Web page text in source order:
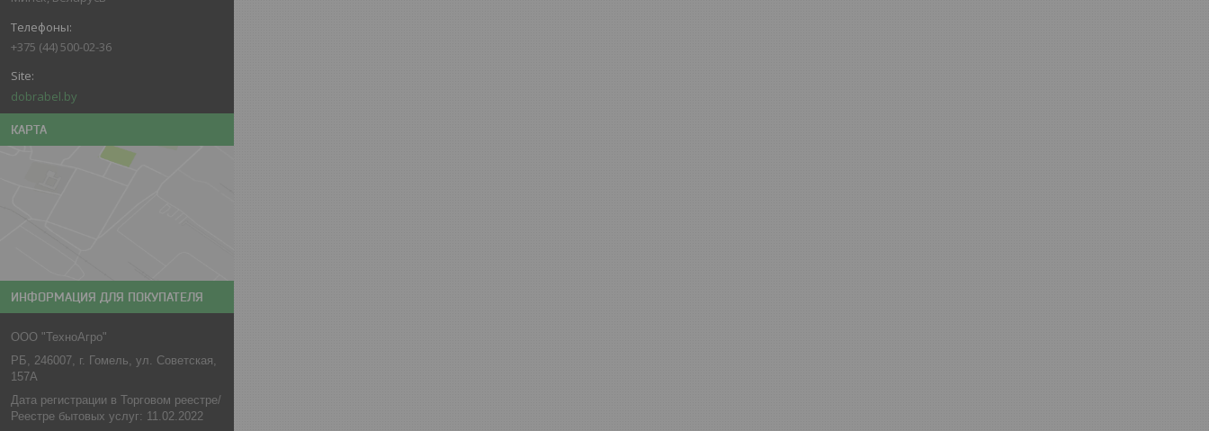
+375 (44) 500-02-36
dobrabel.by
КАРТА
ИНФОРМАЦИЯ ДЛЯ ПОКУПАТЕЛЯ
ООО "ТехноАгро"
РБ, 246007, г. Гомель, ул. Советская,
157А
Дата регистрации в Торговом реестре/
Реестре бытовых услуг: 11.02.2022